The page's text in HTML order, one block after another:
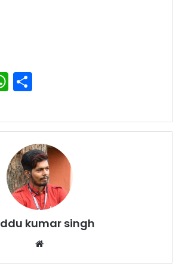
W
at
s
A
p
p
ar
e
kumar singh
Website